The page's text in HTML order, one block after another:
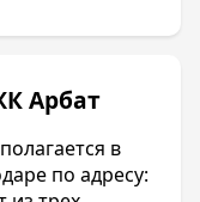
Арбат
в
по адресу: